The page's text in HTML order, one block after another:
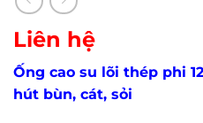
Liên hệ
Ống cao su lõi thép phi
hút bùn, cát, sỏi